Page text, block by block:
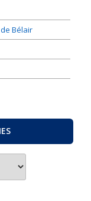
Bélair